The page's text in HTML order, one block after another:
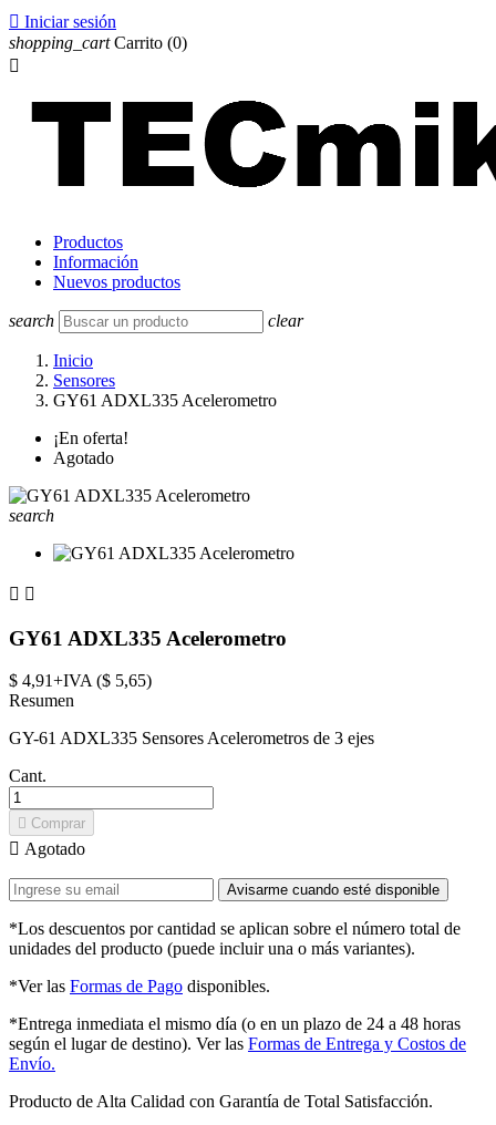
 Iniciar sesión
shopping_cart Carrito (0)

Productos
Información
Nuevos productos
search clear
Inicio
Sensores
GY61 ADXL335 Acelerometro
¡En oferta!
Agotado
search
 
GY61 ADXL335 Acelerometro
$ 4,91+IVA ($ 5,65)
Resumen
GY-61 ADXL335 Sensores Acelerometros de 3 ejes
Cant.
 Comprar
 Agotado
Avisarme cuando esté disponible
*Los descuentos por cantidad se aplican sobre el número total de
unidades del producto (puede incluir una o más variantes).
*Ver las Formas de Pago disponibles.
*Entrega inmediata el mismo día (o en un plazo de 24 a 48 horas
según el lugar de destino). Ver las Formas de Entrega y Costos de
Envío.
Producto de Alta Calidad con Garantía de Total Satisfacción.